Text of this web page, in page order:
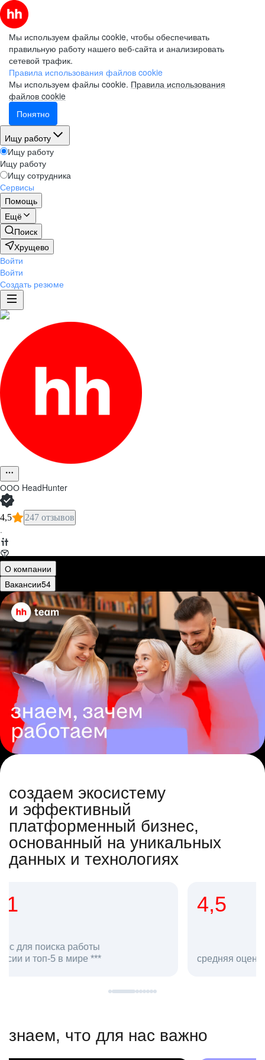
Мы используем файлы cookie, чтобы обеспечивать
правильную работу нашего веб-сайта и анализировать
сетевой трафик.
Правила использования файлов cookie
Мы используем файлы cookie. Правила использования
файлов cookie
Понятно
Ищу работу
Ищу работу
Ищу работу
Ищу сотрудника
Сервисы
Помощь
Ещё
Поиск
Хрущево
Войти
Войти
Создать резюме
ООО HeadHunter
4,5 247 отзывов
·
О компании
Вакансии54
создаем экосистему
и эффективный
платформенный бизнес,
основанный на уникальных
данных и технологиях
средняя оценка hh.ru как работодателя **
в hh.ru
знаем, что для нас важно